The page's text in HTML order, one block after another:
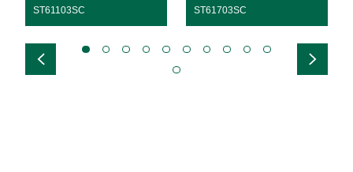
ST61103SC ST61703SC